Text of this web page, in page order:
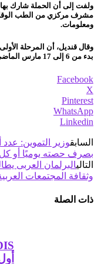
مشرف مركزي من الطب
ومعلومات.
بدء من 6 إلى 17 مارس الماضي، ونجحت في تطعيم 1.2 مليون مواطن.
Facebook
X
Pinterest
WhatsApp
Linkedin
السابقوزير التموين:
بصرف حصته يوميًا أو كل 3 أيام
التاليالبرلمان العربى
وثقافة المجتمعات
ذات الصلة